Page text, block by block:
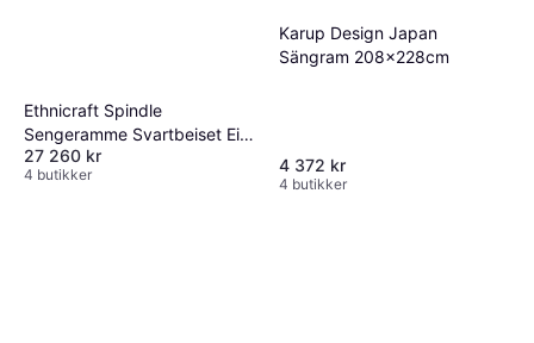
Ethnicraft Spindle
Sengeramme Svartbeiset Eik
180x200 cm Sängram
27 260 kr
4 butikker
Karup Design Japan
Sängram 208x228cm
4 372 kr
4 butikker